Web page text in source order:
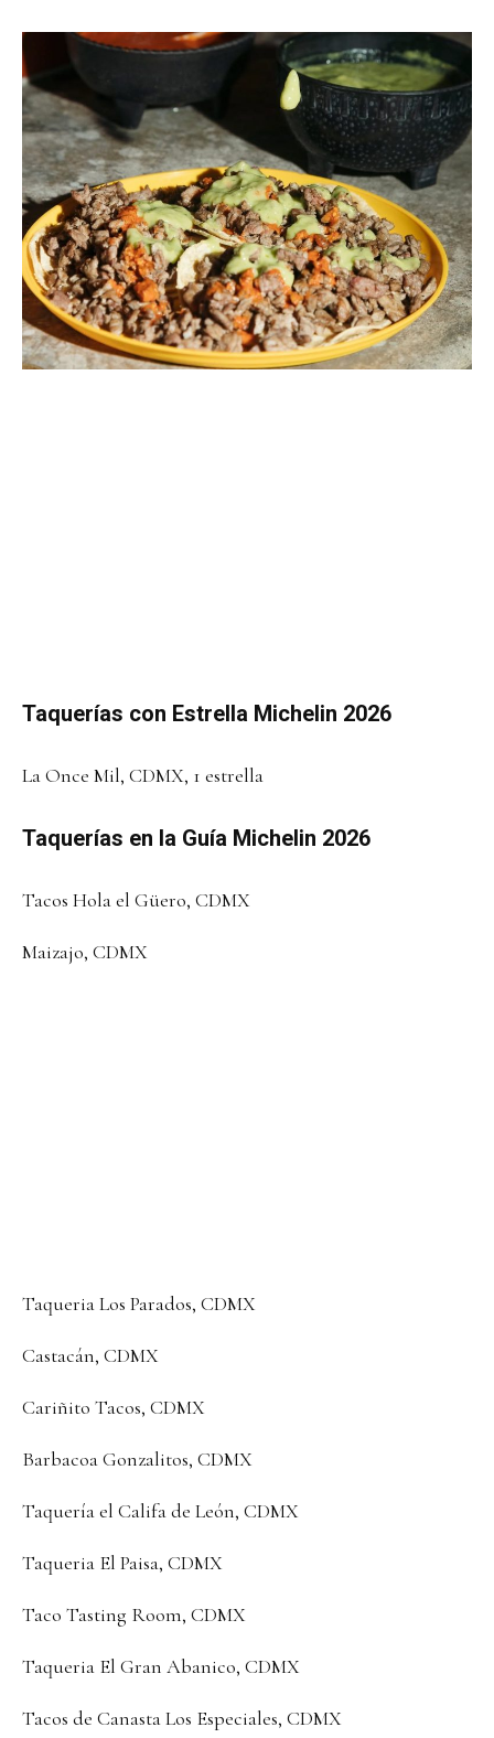
Taquerías con Estrella Michelin 2026
La Once Mil, CDMX, 1 estrella
Taquerías en la Guía Michelin 2026
Tacos Hola el Güero, CDMX
Maizajo, CDMX
Taqueria Los Parados, CDMX
Castacán, CDMX
Cariñito Tacos, CDMX
Barbacoa Gonzalitos, CDMX
Taquería el Califa de León, CDMX
Taqueria El Paisa, CDMX
Taco Tasting Room, CDMX
Taqueria El Gran Abanico, CDMX
Tacos de Canasta Los Especiales, CDMX